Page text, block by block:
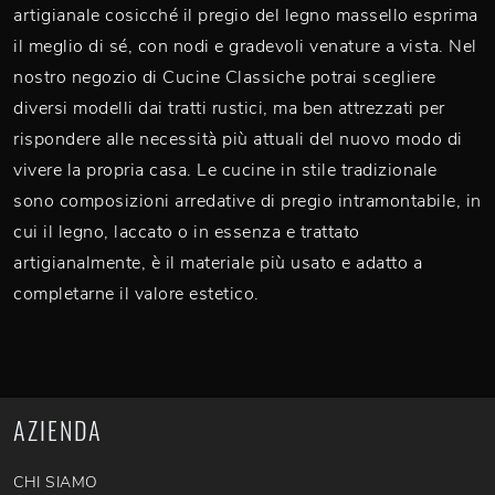
artigianale cosicché il pregio del legno massello esprima
il meglio di sé, con nodi e gradevoli venature a vista. Nel
nostro negozio di Cucine Classiche potrai scegliere
diversi modelli dai tratti rustici, ma ben attrezzati per
rispondere alle necessità più attuali del nuovo modo di
vivere la propria casa. Le cucine in stile tradizionale
sono composizioni arredative di pregio intramontabile, in
cui il legno, laccato o in essenza e trattato
artigianalmente, è il materiale più usato e adatto a
completarne il valore estetico.
AZIENDA
CHI SIAMO